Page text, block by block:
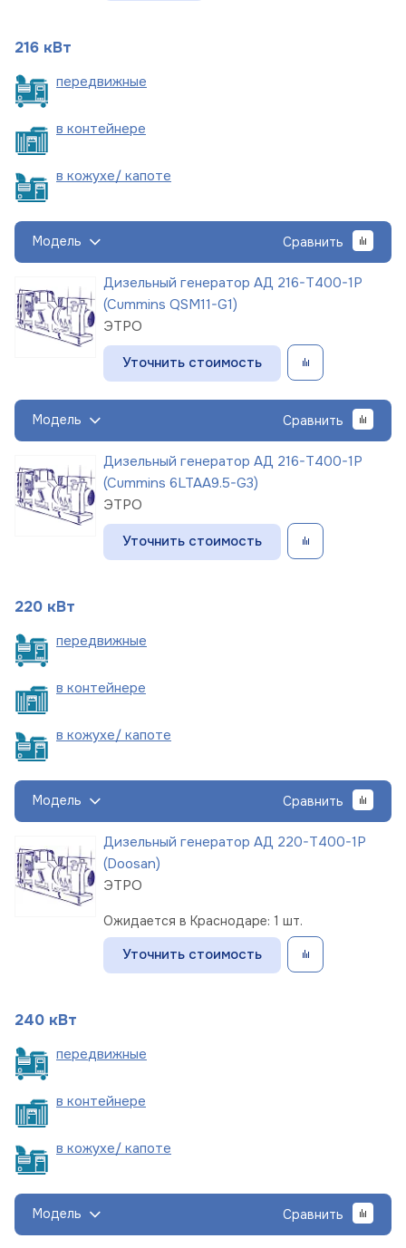
216 кВт
передвижные
в контейнере
в кожухе/ капоте
Модель Сравнить
Дизельный генератор АД 216-Т400-1Р
(Cummins QSM11-G1)
ЭТРО
Уточнить стоимость
Модель Сравнить
Дизельный генератор АД 216-Т400-1Р
(Cummins 6LTAA9.5-G3)
ЭТРО
Уточнить стоимость
220 кВт
передвижные
в контейнере
в кожухе/ капоте
Модель Сравнить
Дизельный генератор АД 220-Т400-1Р
(Doosan)
ЭТРО
Ожидается в Краснодаре: 1 шт.
Уточнить стоимость
240 кВт
передвижные
в контейнере
в кожухе/ капоте
Модель Сравнить